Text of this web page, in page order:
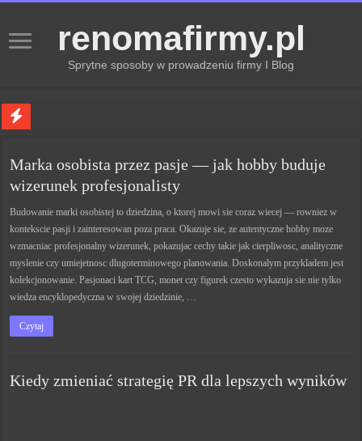
renomafirmy.pl
Sprytne sposoby w prowadzeniu firmy I Blog
Kiedy zmieniać strategię PR dla lepszych wyników
Monitorowanie wizerunku w sieci kluczem do sukcesu
Kryzys a zmiana strategii PR w skutecznym zarządzaniu
Adaptacja strategii PR kluczem do sukcesu w zmianach
Marka osobista przez pasje — jak hobby buduje
wizerunek profesjonalisty
Budowanie marki osobistej to dziedzina, o ktorej mowi sie coraz wiecej — rowniez w
kontekscie pasji i zainteresowan poza praca. Okazuje sie, ze autentyczne hobby moze
wzmacniac profesjonalny wizerunek, pokazujac cechy takie jak cierpliwosc, analityczne
myslenie czy umiejetnosc dlugoterminowego planowania. Doskonalym przykladem jest
kolekcjonowanie. Pasjonaci kart TCG, monet czy figurek czesto wykazuja sie nie tylko
wiedza encyklopedyczna w swojej dziedzinie, …
Czytaj
Kiedy zmieniać strategię PR dla lepszych wyników